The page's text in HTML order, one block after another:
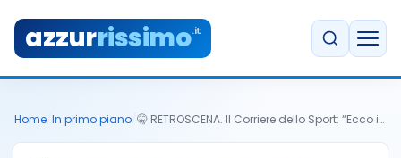
azzurrissimo.it
Home In primo piano 🤫 RETROSCENA. Il Corriere dello Sport: “Ecco i…